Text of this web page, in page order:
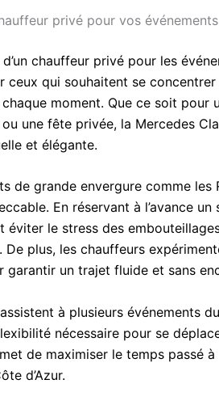
privé pour vos événements
chauffeur privé pour les
ceux qui souhaitent se concentrer
moment. Que ce soit pour
une fête privée, la Mercedes
et élégante.
de grande envergure comme les
En réservant à l’avance
éviter le stress des
De plus, les chauffeurs
garantir un trajet fluide et sans
à plusieurs événements
nécessaire pour se
de maximiser le temps passé
d’Azur.